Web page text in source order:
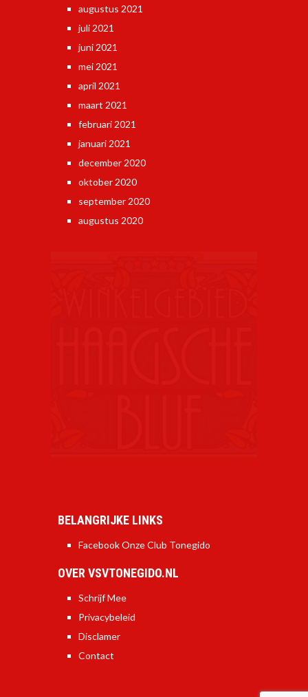
augustus 2021
juli 2021
juni 2021
mei 2021
april 2021
maart 2021
februari 2021
januari 2021
december 2020
oktober 2020
september 2020
augustus 2020
BELANGRIJKE LINKS
Facebook Onze Club Tonegido
OVER VSVTONEGIDO.NL
Schrijf Mee
Privacybeleid
Disclamer
Contact